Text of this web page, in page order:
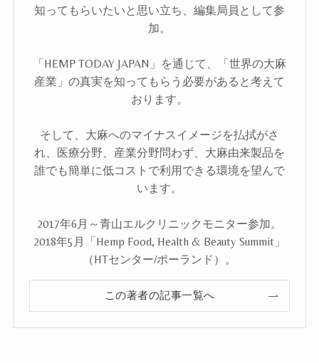
知ってもらいたいと思い立ち、編集局員として参
加。
「HEMP TODAY JAPAN」を通じて、「世界の大麻
産業」の真実を知ってもらう必要があると考えて
おります。
そして、大麻へのマイナスイメージを払拭がさ
れ、医療分野、産業分野問わず、大麻由来製品を
誰でも簡単に低コストで利用できる環境を望んで
います。
2017年6月～青山エルクリニックモニター参加。
2018年5月「Hemp Food, Health & Beauty Summit」
（HTセンター/ポーランド）。
この著者の記事一覧へ